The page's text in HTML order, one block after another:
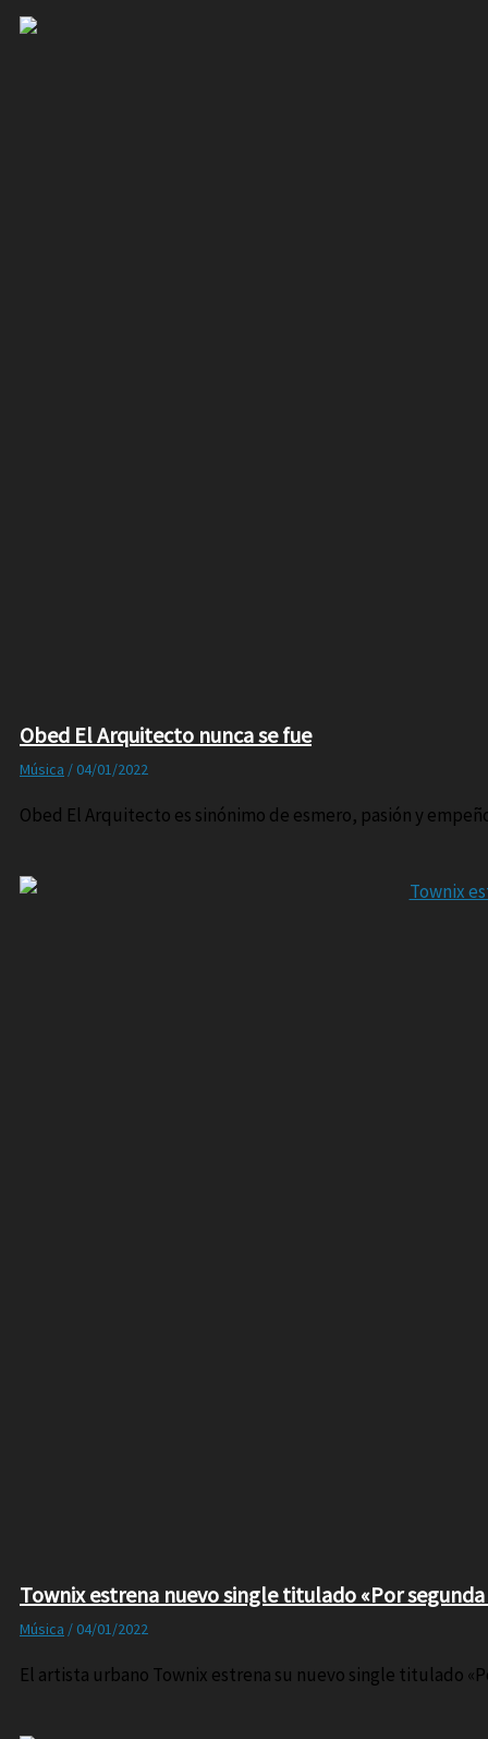
Obed El Arquitecto nunca se fue
Música / 04/01/2022
Obed El Arquitecto es sinónimo de esmero, pasión y
Townix estrena nuevo single titulado «Por segunda
Música / 04/01/2022
El artista urbano Townix estrena su nuevo single titulado